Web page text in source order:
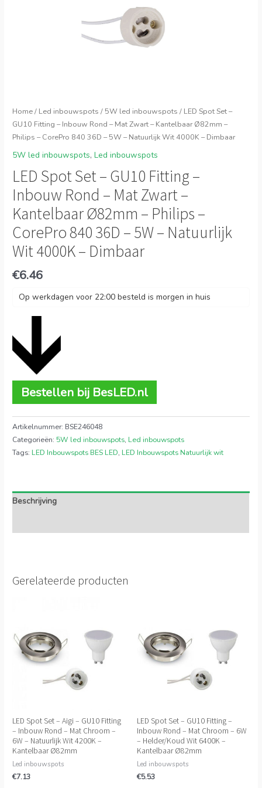
Home/ Led inbouwspots / 5W led inbouwspots / LED Spot Set –
GU10 Fitting – Inbouw Rond – Mat Zwart – Kantelbaar Ø82mm –
Philips – CorePro 840 36D – 5W – Natuurlijk Wit 4000K – Dimbaar
5W led inbouwspots,Led inbouwspots
LED Spot Set – GU10 Fitting –
Inbouw Rond – Mat Zwart –
Kantelbaar Ø82mm – Philips –
CorePro 840 36D – 5W – Natuurlijk
Wit 4000K – Dimbaar
€6.46
Op werkdagen voor 22:00 besteld is morgen in huis
Bestellen bij BesLED.nl
Artikelnummer: BSE246048
Categorieën: 5W led inbouwspots, Led inbouwspots
Tags: LED Inbouwspots BES LED, LED Inbouwspots Natuurlijk wit
Beschrijving
Gerelateerde producten
LED Spot Set – Aigi – GU10 Fitting
– Inbouw Rond – Mat Chroom –
6W – Natuurlijk Wit 4200K –
Kantelbaar Ø82mm
Led inbouwspots
€7.13
LED Spot Set – GU10 Fitting –
Inbouw Rond – Mat Chroom – 6W
– Helder/Koud Wit 6400K –
Kantelbaar Ø82mm
Led inbouwspots
€5.53